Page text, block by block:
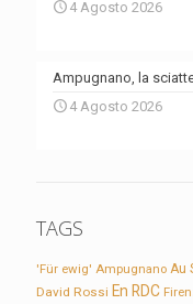
4 Agosto 2026
Ampugnano, la
4 Agosto 2026
TAGS
'Für ewig' Ampugnano Au
David Rossi En RDC